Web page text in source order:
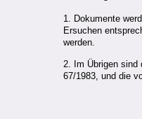
1. Dokumente
Ersuchen
werden.
2. Im Übrigen sind
67/1983, und die